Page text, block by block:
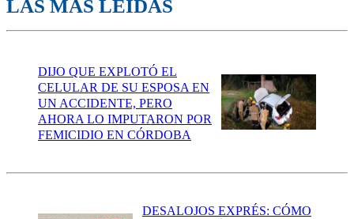
LAS MÁS LEÍDAS
DIJO QUE EXPLOTÓ EL
CELULAR DE SU ESPOSA EN
UN ACCIDENTE, PERO
AHORA LO IMPUTARON POR
FEMICIDIO EN CÓRDOBA
DESALOJOS EXPRÉS: CÓMO